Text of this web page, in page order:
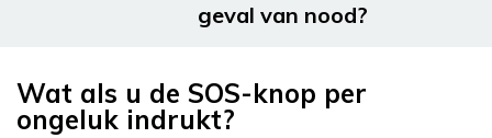
geval van nood?
Wat als u de SOS-knop per
ongeluk indrukt?